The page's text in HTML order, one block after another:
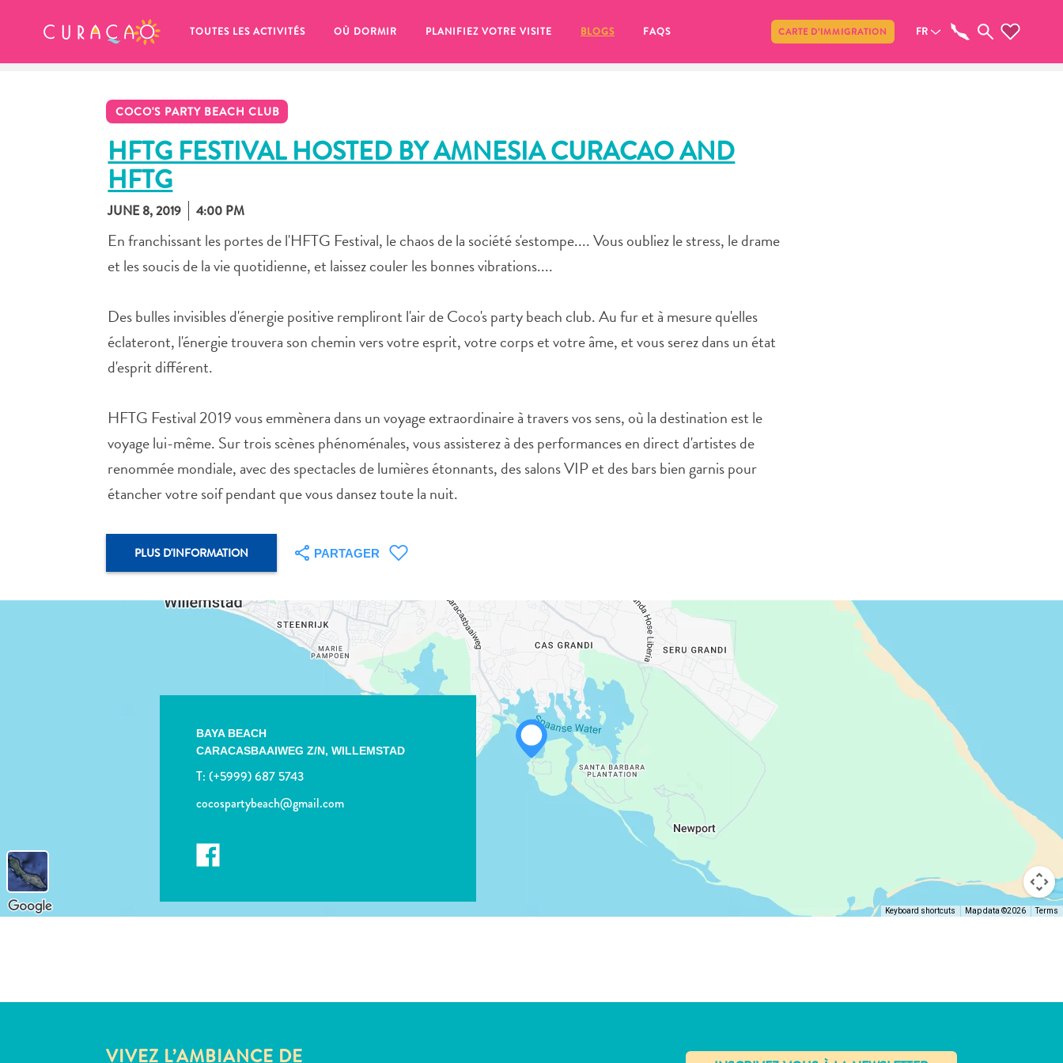
TOUTES LES ACTIVITÉS OÙ DORMIR PLANIFIEZ VOTRE VISITE BLOGS FAQS CARTE D’IMMIGRATION FR
COCO'S PARTY BEACH CLUB
HFTG FESTIVAL HOSTED BY AMNESIA CURACAO AND
HFTG
JUNE 8, 2019 4:00 PM
En franchissant les portes de l'HFTG Festival, le chaos de la société s'estompe.... Vous oubliez le stress, le drame
et les soucis de la vie quotidienne, et laissez couler les bonnes vibrations....
Des bulles invisibles d'énergie positive rempliront l'air de Coco's party beach club. Au fur et à mesure qu'elles
éclateront, l'énergie trouvera son chemin vers votre esprit, votre corps et votre âme, et vous serez dans un état
d'esprit différent.
HFTG Festival 2019 vous emmènera dans un voyage extraordinaire à travers vos sens, où la destination est le
voyage lui-même. Sur trois scènes phénoménales, vous assisterez à des performances en direct d'artistes de
renommée mondiale, avec des spectacles de lumières étonnants, des salons VIP et des bars bien garnis pour
étancher votre soif pendant que vous dansez toute la nuit.
PLUS D'INFORMATION PARTAGER
WHATSAPP
FACEBOOK
COURRIEL
BAYA BEACH
CARACASBAAIWEG Z/N,WILLEMSTAD
T:(+5999) 687 5743
cocospartybeach@gmail.com
Keyboard shortcuts Map data ©2026 Terms
VIVEZ L’AMBIANCE DE
MES FAVORIS Partager
It looks like you haven’t saved any
of your favorite places to stay yet.
Chaque fois que vous souhaitez enregistrer quelque chose pour plus tard, assurez-vous de cliquer sur le
COPIER LE LIEN